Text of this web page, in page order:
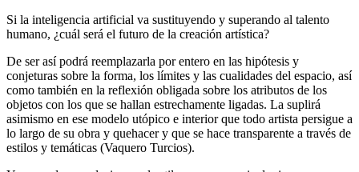
Si la inteligencia artificial va sustituyendo y superando al talento
humano, ¿cuál será el futuro de la creación artística?
De ser así podrá reemplazarla por entero en las hipótesis y
conjeturas sobre la forma, los límites y las cualidades del espacio, así
como también en la reflexión obligada sobre los atributos de los
objetos con los que se hallan estrechamente ligadas. La suplirá
asimismo en ese modelo utópico e interior que todo artista persigue a
lo largo de su obra y quehacer y que se hace transparente a través de
estilos y temáticas (Vaquero Turcios).